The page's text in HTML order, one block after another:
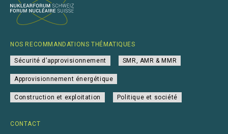
CONTACT
NOS RECOMMANDATIONS THÉMATIQUES
Sécurité d’approvisionnement SMR, AMR & MMR
Approvisionnement énergétique
Construction et exploitation Politique et société